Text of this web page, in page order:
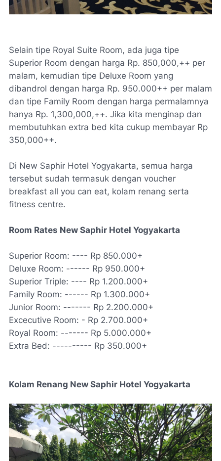
Selain tipe Royal Suite Room, ada juga tipe
Superior Room dengan harga Rp. 850,000,++ per
malam, kemudian tipe Deluxe Room yang
dibandrol dengan harga Rp. 950.000++ per malam
dan tipe Family Room dengan harga permalamnya
hanya Rp. 1,300,000,++. Jika kita menginap dan
membutuhkan extra bed kita cukup membayar Rp
350,000++.
Di New Saphir Hotel Yogyakarta, semua harga
tersebut sudah termasuk dengan voucher
breakfast all you can eat, kolam renang serta
fitness centre.
Room Rates New Saphir Hotel Yogyakarta
Superior Room: ---- Rp 850.000+
Deluxe Room: ------ Rp 950.000+
Superior Triple: ---- Rp 1.200.000+
Family Room: ------ Rp 1.300.000+
Junior Room: ------- Rp 2.200.000+
Excecutive Room: - Rp 2.700.000+
Royal Room: ------- Rp 5.000.000+
Extra Bed: ---------- Rp 350.000+
Kolam Renang New Saphir Hotel Yogyakarta